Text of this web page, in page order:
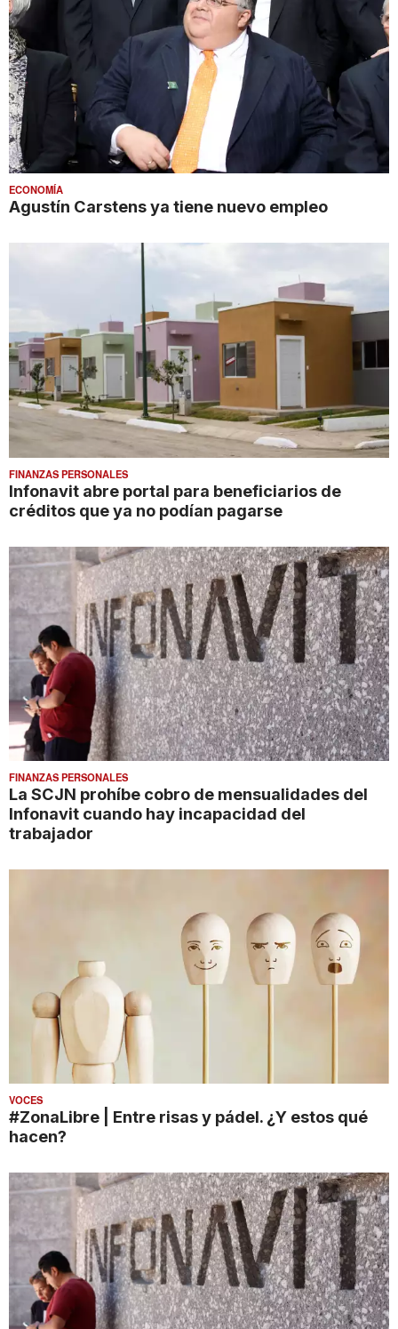
ECONOMÍA
Agustín Carstens ya tiene nuevo empleo
FINANZAS PERSONALES
Infonavit abre portal para beneficiarios de
créditos que ya no podían pagarse
FINANZAS PERSONALES
La SCJN prohíbe cobro de mensualidades del
Infonavit cuando hay incapacidad del
trabajador
VOCES
#ZonaLibre | Entre risas y pádel. ¿Y estos qué
hacen?